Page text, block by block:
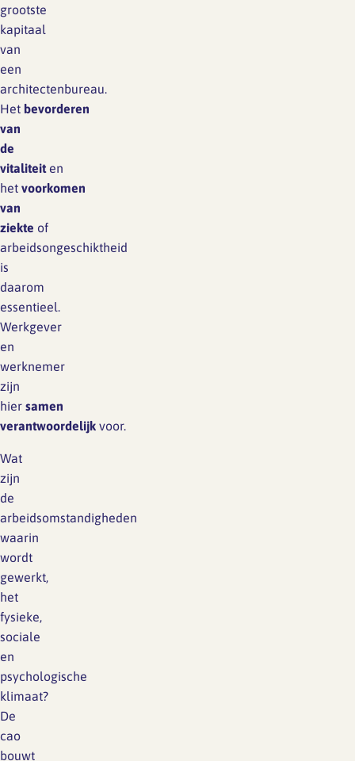
grootste
kapitaal
van
een
architectenbureau.
Het bevorderen
van
de
vitaliteiten
het voorkomen
van
ziekte of
arbeidsongeschiktheid
is
daarom
essentieel.
Werkgever
en
werknemer
zijn
hier samen
verantwoordelijk voor.
Wat
zijn
de
arbeidsomstandigheden
waarin
wordt
gewerkt,
het
fysieke,
sociale
en
psychologische
klimaat?
De
cao
bouwt